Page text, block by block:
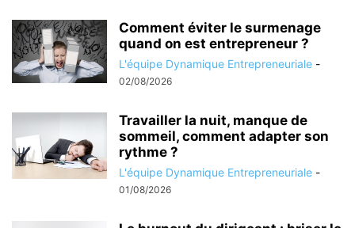
Comment éviter le surmenage
quand on est entrepreneur ?
L'équipe Dynamique Entrepreneuriale -
02/08/2026
Travailler la nuit, manque de
sommeil, comment adapter son
rythme ?
L'équipe Dynamique Entrepreneuriale -
01/08/2026